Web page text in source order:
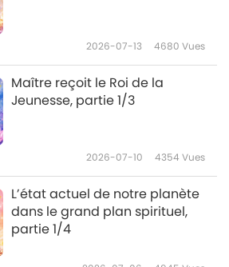
L’éveil à la conscience
spirituelle,partie 11/14
L’éveil à la conscience
spirituelle,partie 12/14
2026-07-13 4680 Vues
Maître reçoit le Roi de la
Jeunesse, partie 1/3
2026-07-10 4354 Vues
L’état actuel de notre planète
dans le grand plan spirituel,
partie 1/4